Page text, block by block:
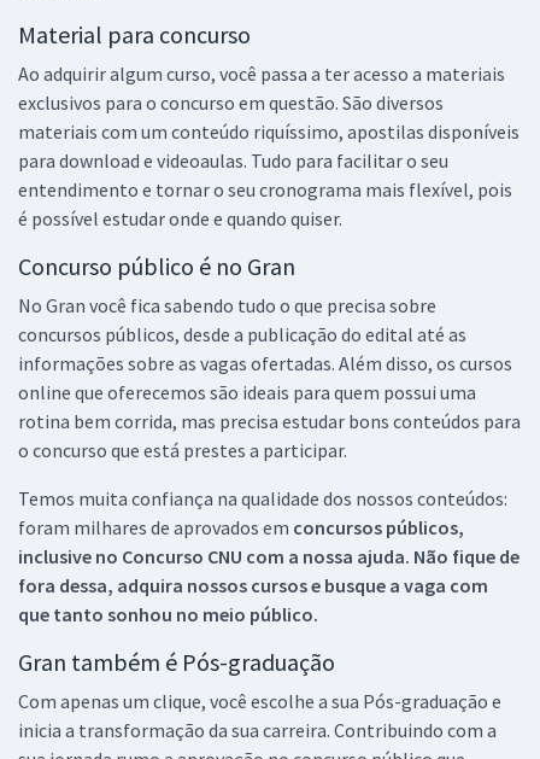
Material para concurso
Ao adquirir algum curso, você passa a ter acesso a materiais
exclusivos para o concurso em questão. São diversos
materiais com um conteúdo riquíssimo, apostilas disponíveis
para download e videoaulas. Tudo para facilitar o seu
entendimento e tornar o seu cronograma mais flexível, pois
é possível estudar onde e quando quiser.
Concurso público é no Gran
No Gran você fica sabendo tudo o que precisa sobre
concursos públicos, desde a publicação do edital até as
informações sobre as vagas ofertadas. Além disso, os cursos
online que oferecemos são ideais para quem possui uma
rotina bem corrida, mas precisa estudar bons conteúdos para
o concurso que está prestes a participar.
Temos muita confiança na qualidade dos nossos conteúdos:
foram milhares de aprovados em concursos públicos,
inclusive no Concurso CNU com a nossa ajuda. Não fique de
fora dessa, adquira nossos cursos e busque a vaga com
que tanto sonhou no meio público.
Gran também é Pós-graduação
Com apenas um clique, você escolhe a sua Pós-graduação e
inicia a transformação da sua carreira. Contribuindo com a